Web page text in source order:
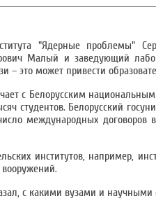
"Ядерные проблемы"
Малый и заведующий
– это может привести
с Белорусским
студентов. Белорусский
международных договоров
институтов, например,
с какими вузами и научными